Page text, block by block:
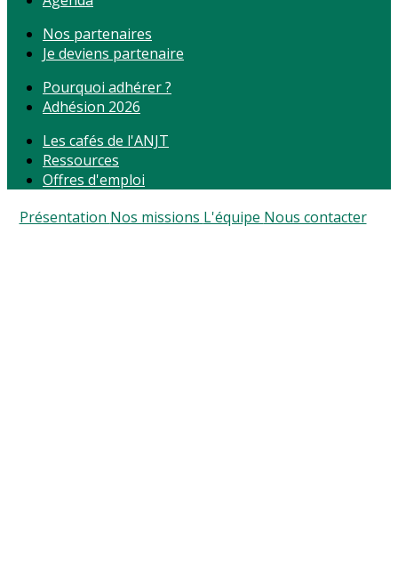
Nos partenaires
Je deviens partenaire
Pourquoi adhérer ?
Adhésion 2026
Les cafés de l'ANJT
Ressources
Offres d'emploi
Présentation Nos missions L'équipe Nous contacter